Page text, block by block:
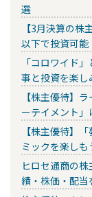
選
【3月決算の
以下で投資可能
「コロワイド
事と投資を楽し
【株主優待】
ーテイメント」
【株主優待】
ミックを楽しも
ヒロセ通商の
績・株価・配当